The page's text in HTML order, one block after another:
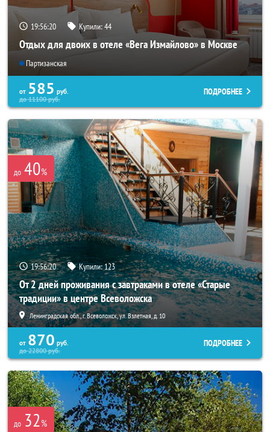
19:56:18 Купили:44
Отдых для двоих в отеле «Вега Измайлово» в Москве
Партизанская
от 585 руб.
до11100руб.
ПОДРОБНЕЕ
до 40%
19:56:18 Купили:123
От 2 дней проживания с завтраками в отеле «Старые
традиции» в центре Всеволожска
Ленинградская обл., г. Всеволожск, ул. Взлетная, д. 10
от 870 руб.
до22800руб.
ПОДРОБНЕЕ
до 32%